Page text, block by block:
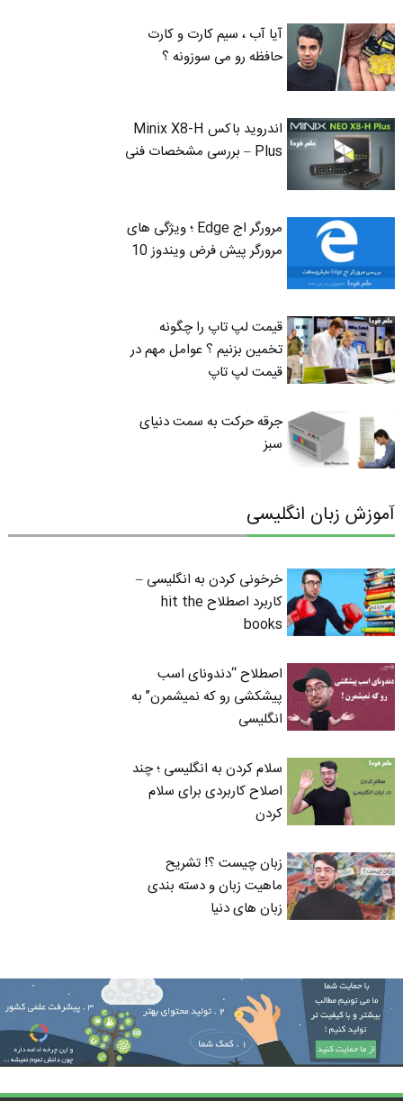
آیا آب ، سیم کارت و کارت
حافظه رو می سوزونه ؟
اندروید باکس Minix X8-H
Plus – بررسی مشخصات فنی
مرورگر اج Edge ؛ ویژگی های
مرورگر پیش فرض ویندوز 10
قیمت لپ تاپ را چگونه
تخمین بزنیم ؟ عوامل مهم در
قیمت لپ تاپ
جرقه حرکت به سمت دنیای
سبز
آموزش زبان انگلیسی
خرخونی کردن به انگلیسی –
کاربرد اصطلاح hit the
books
اصطلاح “دندونای اسب
پیشکشی رو که نمیشمرن” به
انگلیسی
سلام کردن به انگلیسی ؛ چند
اصلاح کاربردی برای سلام
کردن
زبان چیست ؟! تشریح
ماهیت زبان و دسته بندی
زبان های دنیا